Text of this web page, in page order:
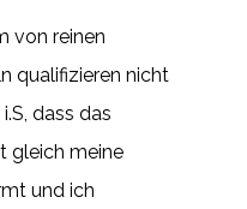
von reinen
qualifizieren nicht
dass das
gleich meine
und ich